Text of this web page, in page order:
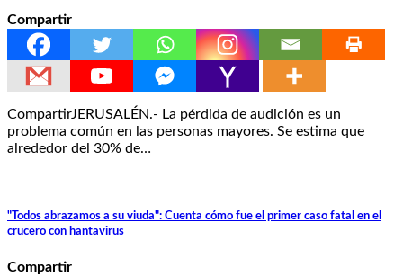
Compartir
CompartirJERUSALÉN.- La pérdida de audición es un
problema común en las personas mayores. Se estima que
alrededor del 30% de…
"Todos abrazamos a su viuda": Cuenta cómo fue el primer caso fatal en el
crucero con hantavirus
Compartir